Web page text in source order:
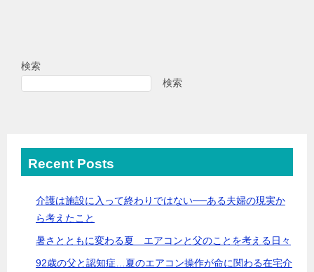
検索
検索
Recent Posts
介護は施設に入って終わりではない──ある夫婦の現実か
ら考えたこと
暑さとともに変わる夏 エアコンと父のことを考える日々
92歳の父と認知症…夏のエアコン操作が命に関わる在宅介